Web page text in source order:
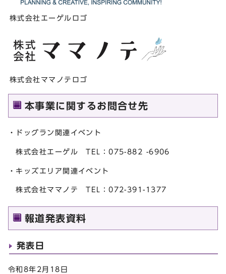
株式会社エーゲルロゴ
株式会社ママノテロゴ
本事業に関するお問合せ先
・ドッグラン関連イベント
株式会社エーゲル TEL：075-882 -6906
・キッズエリア関連イベント
株式会社ママノテ TEL：072-391-1377
報道発表資料
発表日
令和8年2月18日